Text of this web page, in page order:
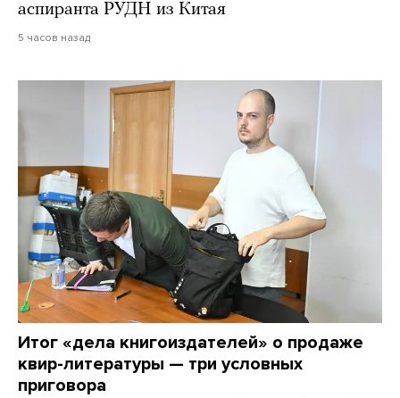
аспиранта РУДН из Китая
5 часов назад
Итог «дела книгоиздателей» о продаже
квир-литературы — три условных
приговора